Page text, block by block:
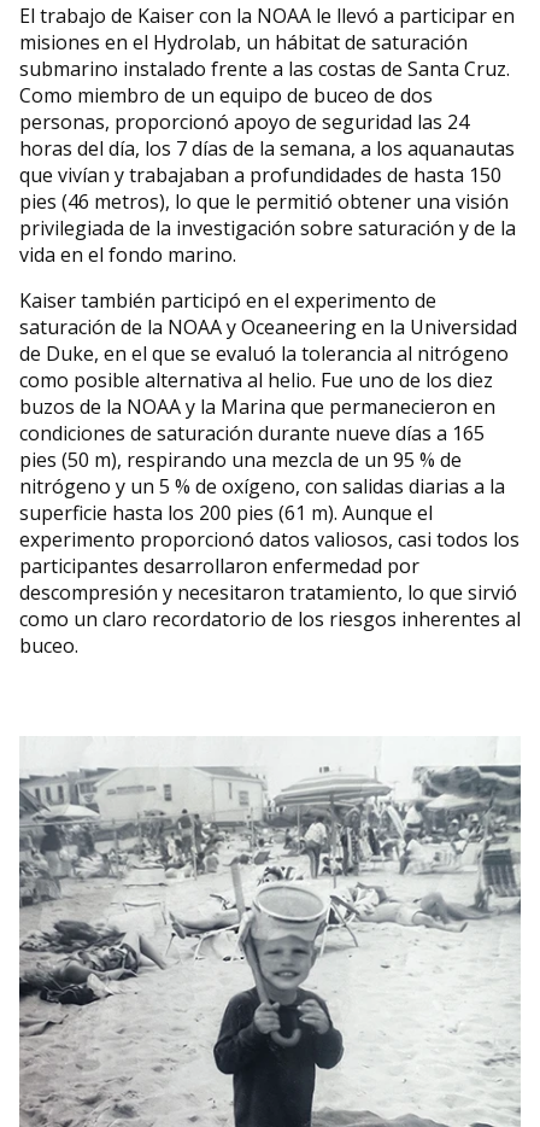
El trabajo de Kaiser con la NOAA le llevó a participar en
misiones en el Hydrolab, un hábitat de saturación
submarino instalado frente a las costas de Santa Cruz.
Como miembro de un equipo de buceo de dos
personas, proporcionó apoyo de seguridad las 24
horas del día, los 7 días de la semana, a los aquanautas
que vivían y trabajaban a profundidades de hasta 150
pies (46 metros), lo que le permitió obtener una visión
privilegiada de la investigación sobre saturación y de la
vida en el fondo marino.
Kaiser también participó en el experimento de
saturación de la NOAA y Oceaneering en la Universidad
de Duke, en el que se evaluó la tolerancia al nitrógeno
como posible alternativa al helio. Fue uno de los diez
buzos de la NOAA y la Marina que permanecieron en
condiciones de saturación durante nueve días a 165
pies (50 m), respirando una mezcla de un 95 % de
nitrógeno y un 5 % de oxígeno, con salidas diarias a la
superficie hasta los 200 pies (61 m). Aunque el
experimento proporcionó datos valiosos, casi todos los
participantes desarrollaron enfermedad por
descompresión y necesitaron tratamiento, lo que sirvió
como un claro recordatorio de los riesgos inherentes al
buceo.